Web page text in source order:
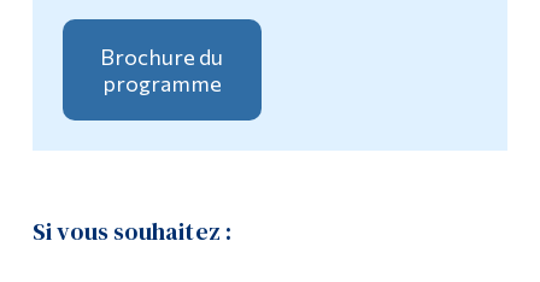
Brochure du
programme
Si vous souhaitez :